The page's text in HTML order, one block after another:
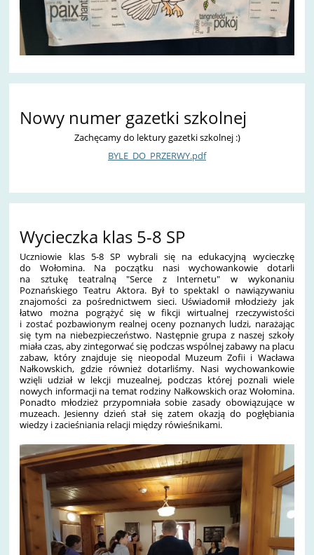
Nowy numer gazetki szkolnej
Zachęcamy do lektury gazetki szkolnej :)
BYLE_DO_PRZERWY.pdf
Wycieczka klas 5-8 SP
Uczniowie klas 5-8 SP wybrali się na edukacyjną wycieczkę
do Wołomina. Na początku nasi wychowankowie dotarli
na sztukę teatralną "Serce z Internetu" w wykonaniu
Poznańskiego Teatru Aktora. Był to spektakl o nawiązywaniu
znajomości za pośrednictwem sieci. Uświadomił młodzieży jak
łatwo można pogrążyć się w fikcji wirtualnej rzeczywistości
i zostać pozbawionym realnej oceny poznanych ludzi, narażając
się tym na niebezpieczeństwo. Następnie grupa z naszej szkoły
miała czas, aby zintegorwać się podczas wspólnej zabawy na placu
zabaw, który znajduje się nieopodal Muzeum Zofii i Wacława
Nałkowskich, gdzie również dotarliśmy. Nasi wychowankowie
wzięli udział w lekcji muzealnej, podczas której poznali wiele
nowych informacji na temat rodziny Nałkowskich oraz Wołomina.
Ponadto młodzież przypomniała sobie zasady obowiązujące w
muzeach. Jesienny dzień stał się zatem okazją do pogłębiania
wiedzy i zacieśniania relacji między rówieśnikami.